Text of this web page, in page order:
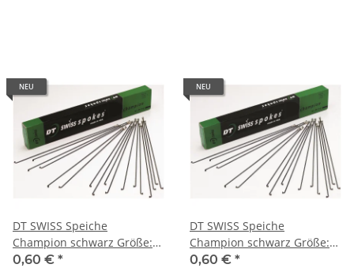
NEU
DT SWISS Speiche
Champion schwarz Größe:
2,0 x 270 mm
0,60 € *
NEU
DT SWISS Speiche
Champion schwarz Größe:
2,0 x 272 mm
0,60 € *